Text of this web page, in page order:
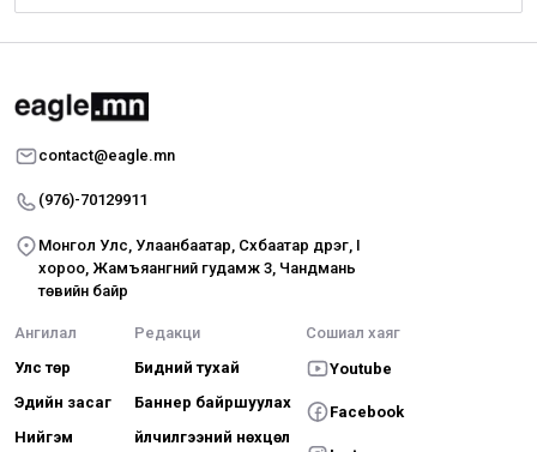
contact@eagle.mn
(976)-70129911
Монгол Улс, Улаанбаатар, Сүхбаатар дүүрэг, I
хороо, Жамъяангүний гудамж 3, Чандмань
төвийн байр
Ангилал
Улс төр
Эдийн засаг
Нийгэм
Редакци
Бидний тухай
Баннер байршуулах
Үйлчилгээний нөхцөл
Сошиал хаяг
Youtube
Facebook